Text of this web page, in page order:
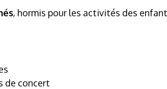
, hormis pour les activités des
de concert